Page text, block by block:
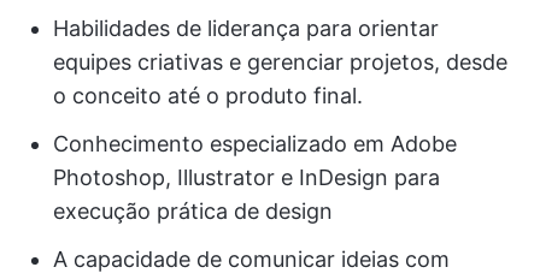
Habilidades de liderança para orientar
equipes criativas e gerenciar projetos, desde
o conceito até o produto final.
Conhecimento especializado em Adobe
Photoshop, Illustrator e InDesign para
execução prática de design
A capacidade de comunicar ideias com